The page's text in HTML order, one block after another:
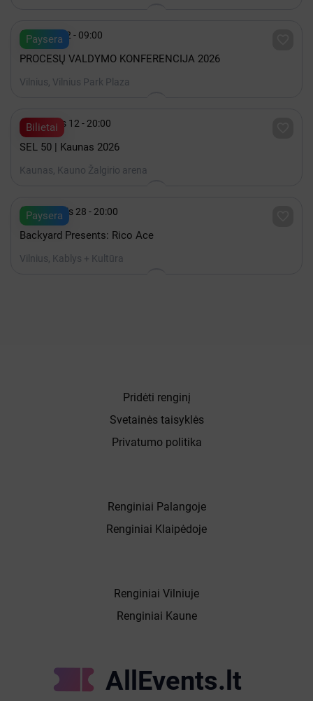
Paysera
 Spalis 22 - 09:00
PROCESŲ VALDYMO KONFERENCIJA 2026
Vilnius, Vilnius Park Plaza
Bilietai
 Gruodis 12 - 20:00
SEL 50 | Kaunas 2026
Kaunas, Kauno Žalgirio arena
Paysera
 Rugpjūtis 28 - 20:00
Backyard Presents: Rico Ace
Vilnius, Kablys + Kultūra
AllEvents.lt
Renginiai Vilniuje
Renginiai Kaune
Renginiai Palangoje
Renginiai Klaipėdoje
Pridėti renginį
Svetainės taisyklės
Privatumo politika